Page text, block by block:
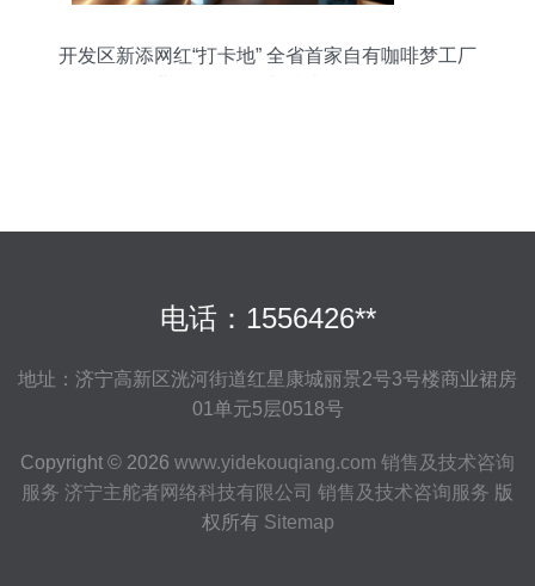
开发区新添网红“打卡地” 全省首家自有咖啡梦工厂
电话：1556426**
地址：济宁高新区洸河街道红星康城丽景2号3号楼商业裙房
01单元5层0518号
Copyright © 2026 www.yidekouqiang.com 销售及技术咨询
服务 济宁主舵者网络科技有限公司 销售及技术咨询服务 版
权所有 Sitemap